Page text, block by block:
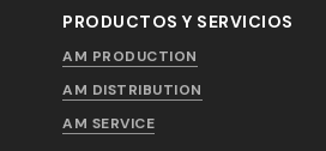
PRODUCTOS Y SERVICIOS
AM PRODUCTION
AM DISTRIBUTION
AM SERVICE